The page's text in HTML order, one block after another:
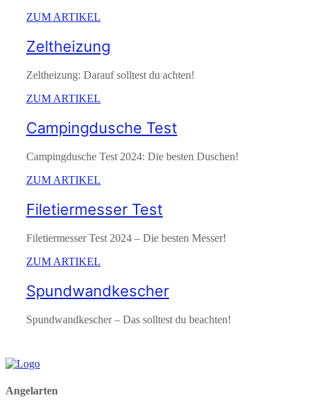
ZUM ARTIKEL
Zeltheizung
Zeltheizung: Darauf solltest du achten!
ZUM ARTIKEL
Campingdusche Test
Campingdusche Test 2024: Die besten Duschen!
ZUM ARTIKEL
Filetiermesser Test
Filetiermesser Test 2024 – Die besten Messer!
ZUM ARTIKEL
Spundwandkescher
Spundwandkescher – Das solltest du beachten!
Angelarten